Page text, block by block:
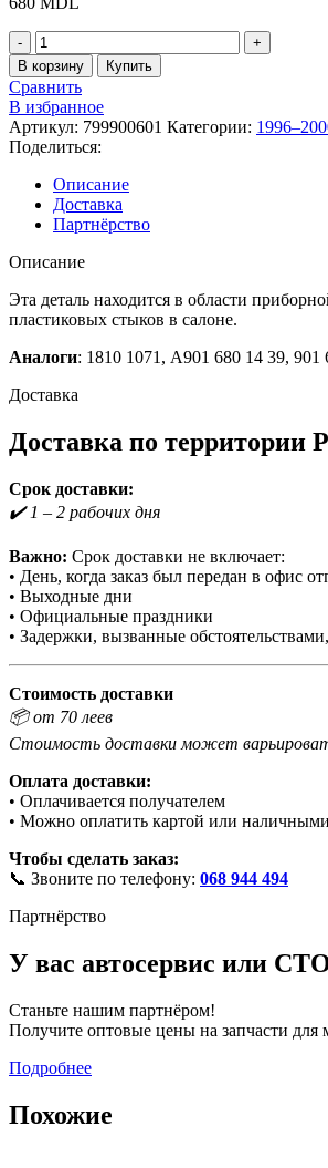
Количество
товара
A9016801439
-
Рама
приборной
панели,
Mercedes
Sprinter
(FREY)
В корзину Купить
Сравнить
В избранное
Артикул: 799900601 Категории:
Поделиться:
Описание
Доставка
Партнёрство
Описание
Эта деталь находится в области
пластиковых стыков в салоне.
Аналоги: 1810 1071, A901 680 14 39, 901
Доставка
Доставка по территории
Срок доставки:
✔️ 1 – 2 рабочих дня
Важно: Срок доставки не включает:
• День, когда заказ был передан в офис
• Выходные дни
• Официальные праздники
• Задержки, вызванные
Стоимость доставки
📦 от 70 леев
Стоимость доставки может
Оплата доставки:
• Оплачивается получателем
• Можно оплатить картой или
Чтобы сделать заказ:
📞 Звоните по телефону: 068 944 494
Партнёрство
У вас автосервис или
Станьте нашим партнёром!
Получите оптовые цены на запчасти
Подробнее
Похожие